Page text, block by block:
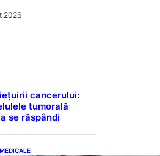
2026
cancerului:
tumorală
se răspândi